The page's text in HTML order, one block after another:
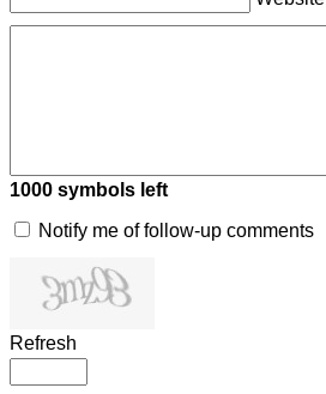
1000 symbols left
Notify me of follow-up comments
Refresh